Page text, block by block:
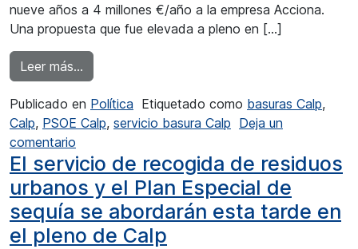
nueve años a 4 millones €/año a la empresa Acciona.
Una propuesta que fue elevada a pleno en […]
Leer más…
Publicado en Política Etiquetado como basuras Calp,
Calp, PSOE Calp, servicio basura Calp Deja un
comentario
El servicio de recogida de residuos
urbanos y el Plan Especial de
sequía se abordarán esta tarde en
el pleno de Calp